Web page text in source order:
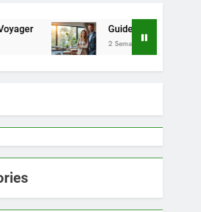
Guide complet pour réussir l’achat
2 Semaines Ago